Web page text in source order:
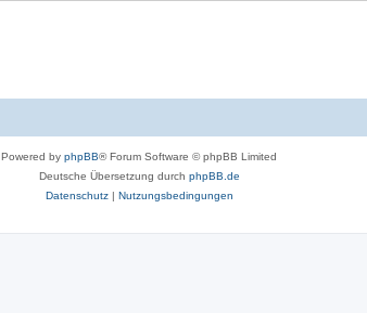
Powered by phpBB® Forum Software © phpBB Limited
Deutsche Übersetzung durch phpBB.de
Datenschutz| Nutzungsbedingungen